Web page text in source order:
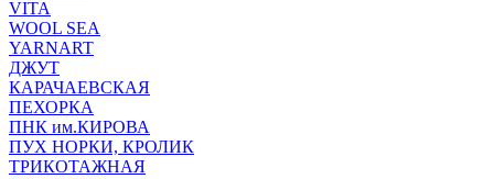
VITA
WOOL SEA
YARNART
ДЖУТ
КАРАЧАЕВСКАЯ
ПЕХОРКА
ПНК им.КИРОВА
ПУХ НОРКИ, КРОЛИК
ТРИКОТАЖНАЯ